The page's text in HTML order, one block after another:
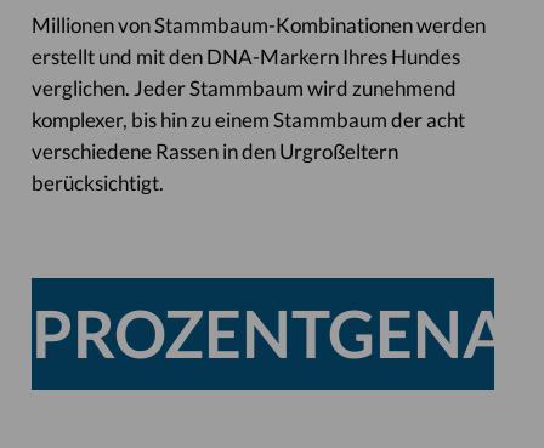
Millionen von Stammbaum-Kombinationen werden
erstellt und mit den DNA-Markern Ihres Hundes
verglichen. Jeder Stammbaum wird zunehmend
komplexer, bis hin zu einem Stammbaum der acht
verschiedene Rassen in den Urgroßeltern
berücksichtigt.